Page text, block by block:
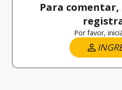
Para comentar,
Por favor,